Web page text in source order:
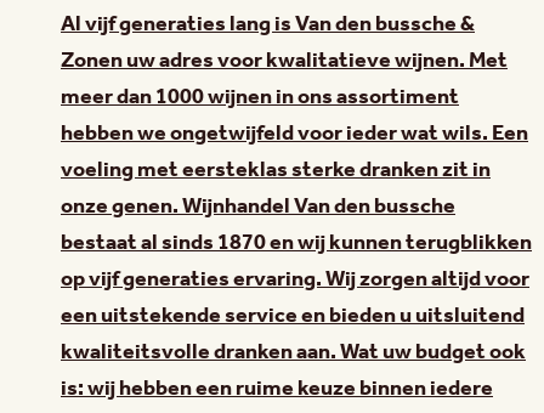
Al vijf generaties lang is Van den bussche &
Zonen uw adres voor kwalitatieve wijnen. Met
meer dan 1000 wijnen in ons assortiment
hebben we ongetwijfeld voor ieder wat wils. Een
voeling met eersteklas sterke dranken zit in
onze genen. Wijnhandel Van den bussche
bestaat al sinds 1870 en wij kunnen terugblikken
op vijf generaties ervaring. Wij zorgen altijd voor
een uitstekende service en bieden u uitsluitend
kwaliteitsvolle dranken aan. Wat uw budget ook
is: wij hebben een ruime keuze binnen iedere